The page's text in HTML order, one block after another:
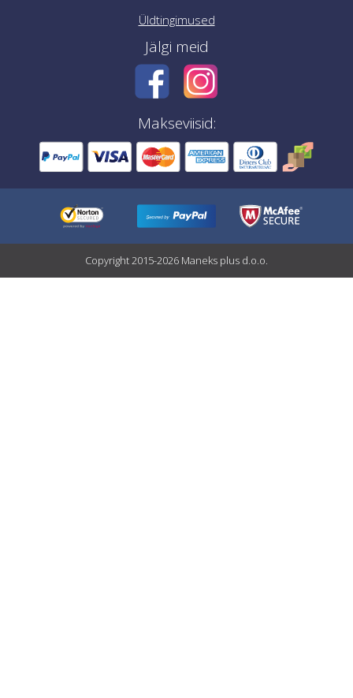
Üldtingimused
Jälgi meid
Makseviisid:
Copyright 2015-2026 Maneks plus d.o.o.